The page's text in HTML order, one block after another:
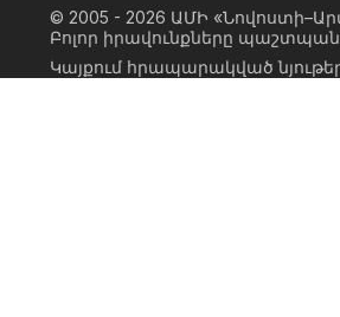
© 2005 - 2026 ԱՄԻ
Բոլոր իրավունքները
Կայքում հրապարակված